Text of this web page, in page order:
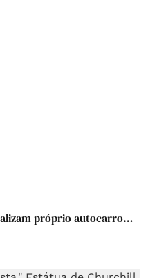
próprio autocarro…